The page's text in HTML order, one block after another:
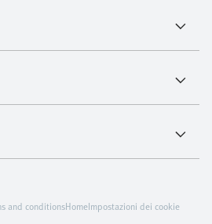
and conditionsHomeImpostazioni dei cookie